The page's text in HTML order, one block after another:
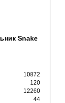
Snake
10872
120
12260
44